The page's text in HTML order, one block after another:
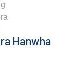
Hanwha